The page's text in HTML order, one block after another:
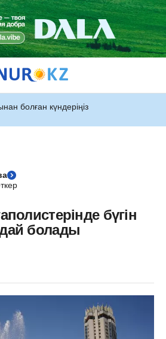
болған күндеріңіз
бүгін
болады